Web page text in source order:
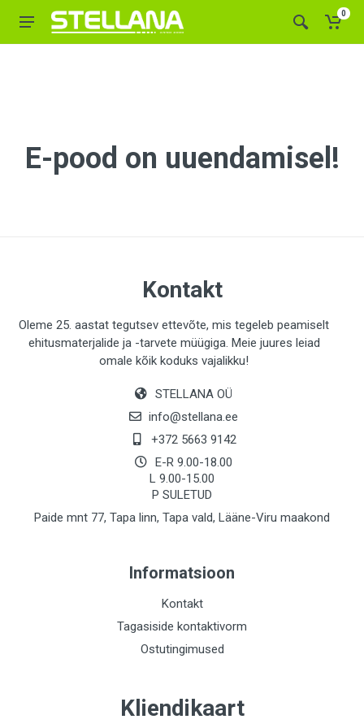
0
E-pood on uuendamisel!
Kontakt
Oleme 25. aastat tegutsev ettevõte, mis tegeleb peamiselt
ehitusmaterjalide ja -tarvete müügiga. Meie juures leiad
omale kõik koduks vajalikku!
STELLANA OÜ
info@stellana.ee
+372 5663 9142
E-R 9.00-18.00
L 9.00-15.00
P SULETUD
Paide mnt 77, Tapa linn, Tapa vald, Lääne-Viru maakond
Informatsioon
Kontakt
Tagasiside kontaktivorm
Ostutingimused
Kliendikaart